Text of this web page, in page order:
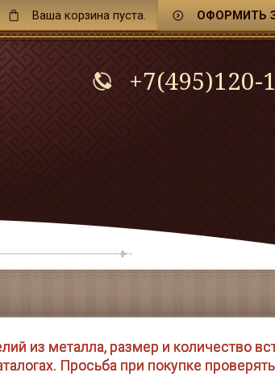
Ваша корзина пуста. ОФОРМИТЬ
+7(495)120-
из металла, размер и количество
Просьба при покупке